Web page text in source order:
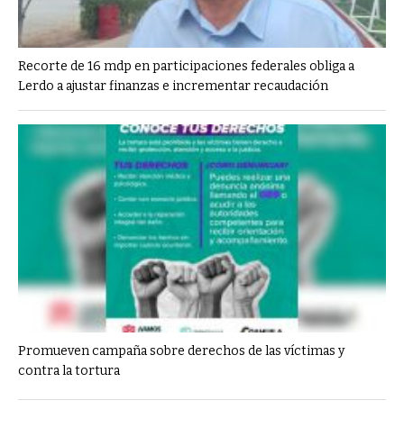
Recorte de 16 mdp en participaciones federales obliga a
Lerdo a ajustar finanzas e incrementar recaudación
Promueven campaña sobre derechos de las víctimas y
contra la tortura